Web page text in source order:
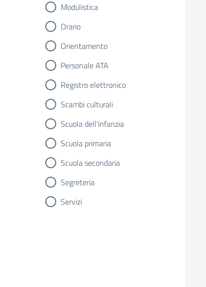
Modulistica
Orario
Orientamento
Personale ATA
Registro elettronico
Scambi culturali
Scuola dell'infanzia
Scuola primaria
Scuola secondaria
Segreteria
Servizi